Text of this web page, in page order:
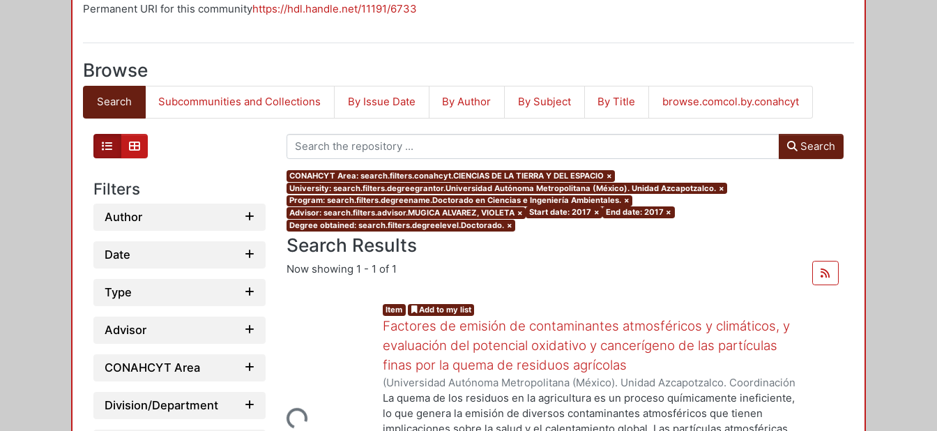
Permanent URI for this communityhttps://hdl.handle.net/11191/6733
Browse
Search Subcommunities and Collections By Issue Date By Author By Subject By Title browse.comcol.by.conahcyt
Filters
Author
Date
Type
Advisor
CONAHCYT Area
Division/Department
Search
CONAHCYT Area: search.filters.conahcyt.CIENCIAS DE LA TIERRA Y DEL ESPACIO ×
University: search.filters.degreegrantor.Universidad Autónoma Metropolitana (México). Unidad Azcapotzalco. ×
Program: search.filters.degreename.Doctorado en Ciencias e Ingeniería Ambientales. ×
Advisor: search.filters.advisor.MUGICA ALVAREZ, VIOLETA × Start date: 2017 × End date: 2017 ×
Degree obtained: search.filters.degreelevel.Doctorado. ×
Search Results
Now showing 1 - 1 of 1
Loading...
Item Add to my list
Factores de emisión de contaminantes atmosféricos y climáticos, y
evaluación del potencial oxidativo y cancerígeno de las partículas
finas por la quema de residuos agrícolas
(Universidad Autónoma Metropolitana (México). Unidad Azcapotzalco. Coordinación
de Servicios de Información.,2017)SANTIAGO DE LA ROSA, NAXIELI
La quema de los residuos en la agricultura es un proceso químicamente ineficiente,
lo que genera la emisión de diversos contaminantes atmosféricos que tienen